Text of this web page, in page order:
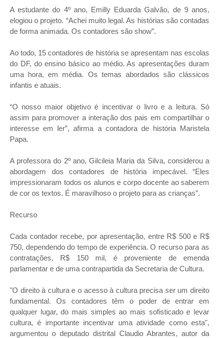
A estudante do 4º ano, Emilly Eduarda Galvão, de 9 anos,
elogiou o projeto. “Achei muito legal. As histórias são contadas
de forma animada. Os contadores são show”.
Ao todo, 15 contadores de história se apresentam nas escolas
do DF, do ensino básico ao médio. As apresentações duram
uma hora, em média. Os temas abordados são clássicos
infantis e atuais.
“O nosso maior objetivo é incentivar o livro e a leitura. Só
assim para promover a interação dos pais em compartilhar o
interesse em ler”, afirma a contadora de história Maristela
Papa.
A professora do 2º ano, Gilcileia Maria da Silva, considerou a
abordagem dos contadores de história impecável. “Eles
impressionaram todos os alunos e corpo docente ao saberem
de cor os textos. É maravilhoso o projeto para as crianças”.
Recurso
Cada contador recebe, por apresentação, entre R$ 500 e R$
750, dependendo do tempo de experiência. O recurso para as
contratações, R$ 150 mil, é proveniente de emenda
parlamentar e de uma contrapartida da Secretaria de Cultura.
"O direito à cultura e o acesso à cultura precisa ser um direito
fundamental. Os contadores têm o poder de entrar em
qualquer lugar, do mais simples ao mais sofisticado e levar
cultura, é importante incentivar uma atividade como esta",
argumentou o deputado distrital Claudio Abrantes, autor da